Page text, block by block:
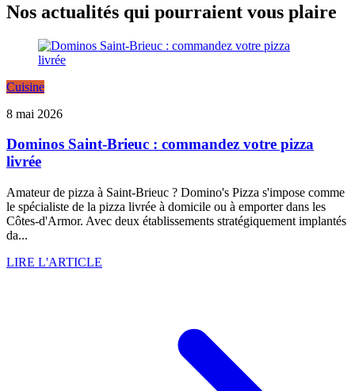
Nos actualités qui pourraient vous plaire
Cuisine
8 mai 2026
Dominos Saint-Brieuc : commandez votre pizza
livrée
Amateur de pizza à Saint-Brieuc ? Domino's Pizza s'impose comme
le spécialiste de la pizza livrée à domicile ou à emporter dans les
Côtes-d'Armor. Avec deux établissements stratégiquement implantés
da...
LIRE L'ARTICLE